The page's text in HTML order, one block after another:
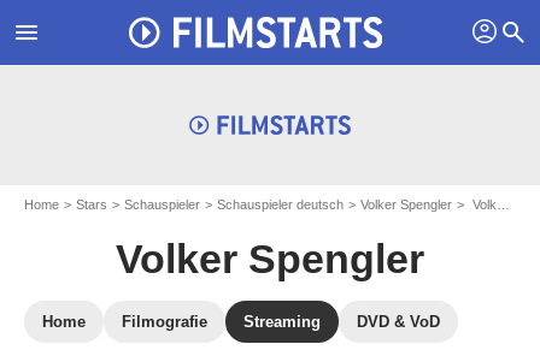
menu profil search
Home Stars Schauspieler Schauspieler deutsch Volker Spengler Volker Spengler : Filme und Serien online streamen
Volker Spengler
Home Filmografie Streaming DVD & VoD